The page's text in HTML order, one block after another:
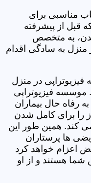
مناسبی برای
قبل از پیشرفته
به متخصص
منزل به سادگی اقدام
در منزل
موسسه فیزیوتراپی
رفاه حال بیماران
را برای کامل شدن
کند. همین طور این
ها پرستاران
اعزام خواهد کرد
شما هستند و از او